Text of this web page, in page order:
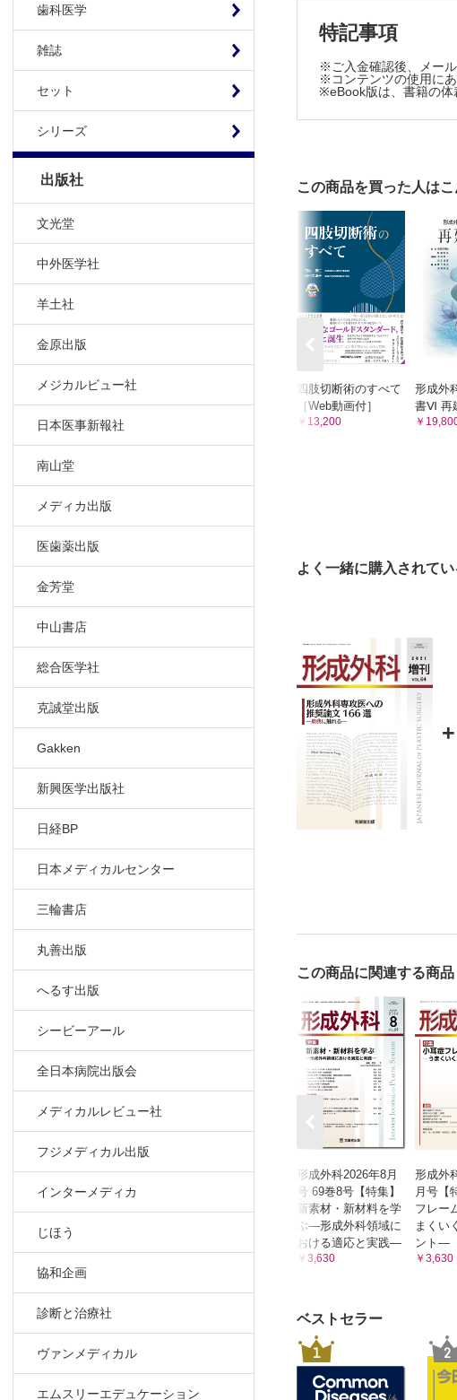
歯科医学
雑誌
セット
シリーズ
出版社
文光堂
中外医学社
羊土社
金原出版
メジカルビュー社
日本医事新報社
南山堂
メディカ出版
医歯薬出版
金芳堂
中山書店
総合医学社
克誠堂出版
Gakken
新興医学出版社
日経BP
日本メディカルセンター
三輪書店
丸善出版
へるす出版
シービーアール
全日本病院出版会
メディカルレビュー社
フジメディカル出版
インターメディカ
じほう
協和企画
診断と治療社
ヴァンメディカル
エムスリーエデュケーション
22．眼瞼①先天異常
23．眼瞼②後天性疾
24．眼窩（義眼床）
29．手外科①先天異
30．手外科②変性疾
―/京都大学大学院
31．手外科③切断指■
32．下肢① CLI-1■重
医学部形成外科
33．下肢① CLI-2■血
34．下肢②
35．皮膚腫瘍①皮膚
属病院形成外科
36．皮膚腫瘍②皮膚
42．顔面神経麻痺①
概念を覆した―/
功例となった3つ
44．熱傷■自家培養
45．創傷治癒■創傷
46．リンパ浮腫■臨
手術結果を客観的
47．GID■日本国内に
48．再生医療①軟骨
49．再生医療②脂肪■
形成外科学講座
50．シミュレーシ
01．ケミカルピー
一
05．ボトックス（
06．脂肪吸引術■脂
07．フェイスリフト
成外科内科医院
08．スレッドリフト
09．上眼瞼■眼瞼下
10．下眼瞼■Hamra
11．隆鼻術■アジア
12．斜鼻・整鼻術■
13．顔面輪郭形成術
14．植毛■植毛術
15．乳房増大術■脂
16．腋臭症・多汗症
機となった―/徳島
■研究も臨床も多職
■もっと「自由」な
■鼻部再建に必須な
特記事項
※ご入金確認後、メー
※コンテンツの使用に
※eBook版は、書籍の体
この商品を買った人は
四肢切断術のすべて
［Web動画付］
￥13,200
形成外
書Ⅵ 再
￥
よく一緒に購入されて
+
この商品に関連する商品
形成外科2026年8月
号 69巻8号【特集】
新素材・新材料を学
ぶ—形成外科領域に
おける適応と実践―
￥3,630
形成外
月号【
フレー
まくい
ント―
￥3,630
ベストセラー
1 2